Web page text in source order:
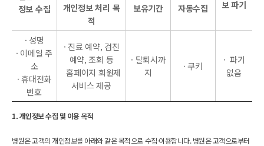
정보 수집
개인정보 처리 목
적
보유기간
자동수집
보 파기
· 성명
· 이메일 주
소
· 휴대전화
번호
· 진료 예약, 검진
예약, 조회 등
홈페이지 회원제
서비스 제공
· 탈퇴시까
지
· 쿠키
· 파기
없음
1. 개인정보 수집 및 이용 목적
병원은 고객의 개인정보를 아래와 같은 목적으로 수집·이용합니다. 병원은 고객으로부터